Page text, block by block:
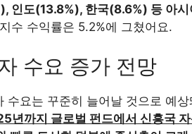
인도(13.8%), 한국(8.6%) 등 아
수 수익률은 5.2%에 그쳤어요.
수요 증가 전망
수요는 꾸준히 늘어날 것으로 예
년까지 글로벌 펀드에서 신흥국